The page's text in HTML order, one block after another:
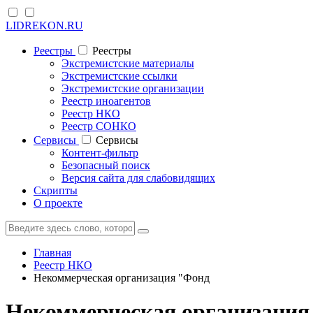
LIDREKON.RU
Реестры
Реестры
Экстремистские материалы
Экстремистские ссылки
Экстремистские организации
Реестр иноагентов
Реестр НКО
Реестр СОНКО
Cервисы
Cервисы
Контент-фильтр
Безопасный поиск
Версия сайта для слабовидящих
Скрипты
О проекте
Главная
Реестр НКО
Некоммерческая организация "Фонд